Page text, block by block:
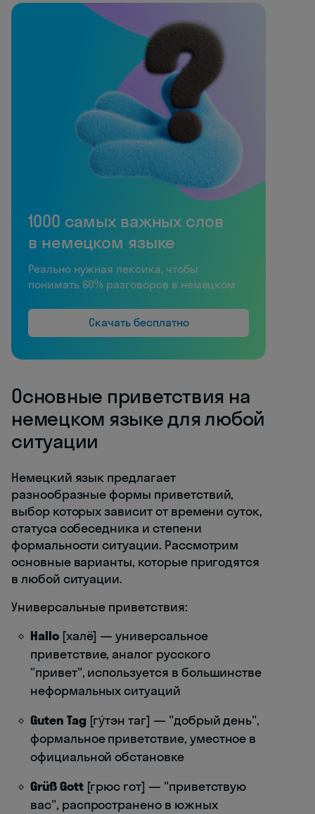
1000 самых важных слов
в немецком языке
Реально нужная лексика, чтобы
понимать 60% разговоров в немецком
Скачать бесплатно
Основные приветствия на
немецком языке для любой
ситуации
Немецкий язык предлагает
разнообразные формы приветствий,
выбор которых зависит от времени суток,
статуса собеседника и степени
формальности ситуации. Рассмотрим
основные варианты, которые пригодятся
в любой ситуации.
Универсальные приветствия:
Hallo[халё] — универсальное
приветствие, аналог русского
"привет", используется в большинстве
неформальных ситуаций
Guten Tag [гу́тэн таг] — "добрый день",
формальное приветствие, уместное в
официальной обстановке
Grüß Gott[грюс гот] — "приветствую
вас", распространено в южных